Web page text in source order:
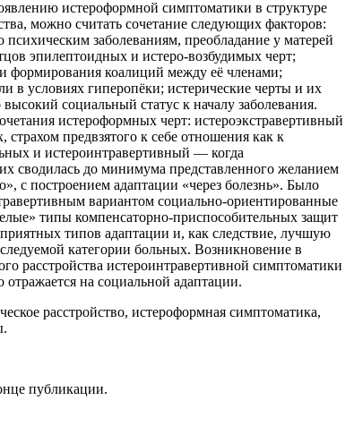
истероформной симптоматики в структуре
можно считать сочетание следующих факторов:
заболеваниям, преобладание у матерей
эпилептоидных и истеро-возбудимых черт;
формирования коалиций между её членами;
в условиях гиперопёки; истерические черты и их
социальный статус к началу заболевания.
истероформных черт: истероэкстравертивный
предвзятого к себе отношения как к
и истероинтравертивный — когда
сводилась до минимума представленного желанием
с построением адаптации «через болезнь». Было
вариантом социально-ориентированные
типы компенсаторно-приспособительных защит
типов адаптации и, как следствие, лучшую
категории больных. Возникновение в
расстройства истероинтравертивной симптоматики
отражается на социальной адаптации.
расстройство, истероформная симптоматика,
публикации.